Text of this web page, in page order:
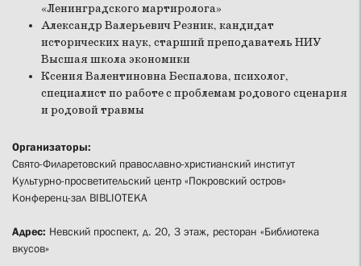
«Ленинградского мартиролога»
Александр Валерьевич Резник, кандидат
исторических наук, старший преподаватель НИУ
Высшая школа экономики
Ксения Валентиновна Беспалова, психолог,
специалист по работе с проблемам родового сценария
и родовой травмы
Организаторы:
Свято-Филаретовский православно-христианский институт
Культурно-просветительский центр «Покровский остров»
Конференц-зал BIBLIOTEKA
Адрес: Невский проспект, д. 20, 3 этаж, ресторан «Библиотека
вкусов»